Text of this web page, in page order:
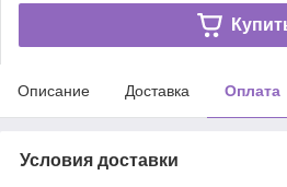
Описание Доставка Оплата
Условия доставки